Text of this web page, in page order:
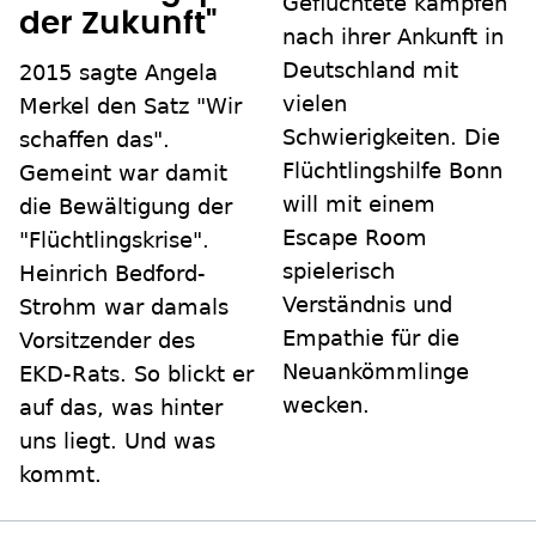
der Zukunft"
2015 sagte Angela
Merkel den Satz "Wir
schaffen das".
Gemeint war damit
die Bewältigung der
"Flüchtlingskrise".
Heinrich Bedford-
Strohm war damals
Vorsitzender des
EKD-Rats. So blickt er
auf das, was hinter
uns liegt. Und was
kommt.
nach ihrer Ankunft in
Deutschland mit
vielen
Schwierigkeiten. Die
Flüchtlingshilfe Bonn
will mit einem
Escape Room
spielerisch
Verständnis und
Empathie für die
Neuankömmlinge
wecken.